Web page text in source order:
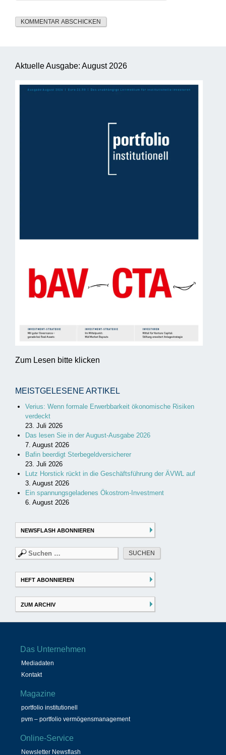
Aktuelle Ausgabe: August 2026
Zum Lesen bitte klicken
MEISTGELESENE ARTIKEL
Verius: Wenn formale Erwerbbarkeit ökonomische Risiken
verdeckt
23. Juli 2026
Das lesen Sie in der August-Ausgabe 2026
7. August 2026
Bafin beerdigt Sterbegeldversicherer
23. Juli 2026
Lutz Horstick rückt in die Geschäftsführung der ÄVWL auf
3. August 2026
Ein spannungsgeladenes Ökostrom-Investment
6. August 2026
NEWSFLASH ABONNIEREN
Suchen
nach:
HEFT ABONNIEREN
ZUM ARCHIV
Das Unternehmen
Mediadaten
Kontakt
Magazine
portfolio institutionell
pvm – portfolio vermögensmanagement
Online-Service
Newsletter Newsflash